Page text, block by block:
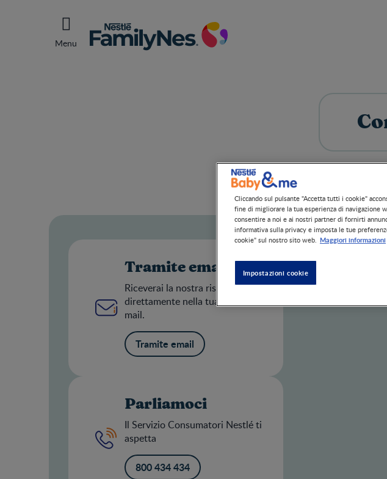
Menu
Tramite email
Riceverai la nostra risposta
direttamente nella tua casella e-
mail.
Tramite email
Parliamoci
Il Servizio Consumatori Nestlé ti
aspetta
800 434 434
Cliccando sul pulsante "Accetta tutti i cookie"
fine di migliorare la tua esperienza di
consentire a noi e ai nostri partner di fornirti
informativa sulla privacy e imposta le tue
cookie" sul nostro sito web. Maggiori informazioni
Impostazioni cookie